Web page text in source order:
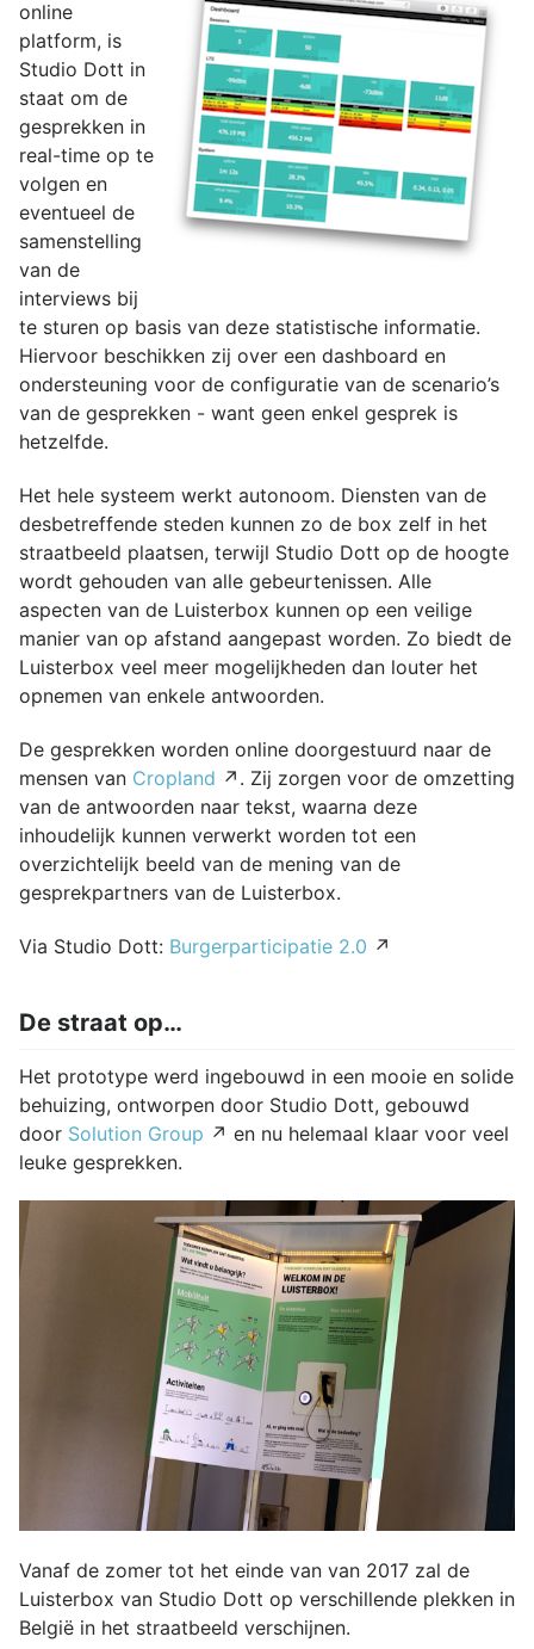
online
platform, is
Studio Dott in
staat om de
gesprekken in
real-time op te
volgen en
eventueel de
samenstelling
van de
interviews bij
te sturen op basis van deze statistische informatie.
Hiervoor beschikken zij over een dashboard en
ondersteuning voor de configuratie van de scenario’s
van de gesprekken - want geen enkel gesprek is
hetzelfde.
Het hele systeem werkt autonoom. Diensten van de
desbetreffende steden kunnen zo de box zelf in het
straatbeeld plaatsen, terwijl Studio Dott op de hoogte
wordt gehouden van alle gebeurtenissen. Alle
aspecten van de Luisterbox kunnen op een veilige
manier van op afstand aangepast worden. Zo biedt de
Luisterbox veel meer mogelijkheden dan louter het
opnemen van enkele antwoorden.
De gesprekken worden online doorgestuurd naar de
mensen van Cropland ↗. Zij zorgen voor de omzetting
van de antwoorden naar tekst, waarna deze
inhoudelijk kunnen verwerkt worden tot een
overzichtelijk beeld van de mening van de
gesprekpartners van de Luisterbox.
Via Studio Dott: Burgerparticipatie 2.0 ↗
De straat op…
Het prototype werd ingebouwd in een mooie en solide
behuizing, ontworpen door Studio Dott, gebouwd
door Solution Group ↗ en nu helemaal klaar voor veel
leuke gesprekken.
Vanaf de zomer tot het einde van van 2017 zal de
Luisterbox van Studio Dott op verschillende plekken in
België in het straatbeeld verschijnen.